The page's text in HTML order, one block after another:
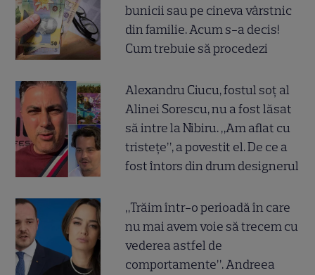
bunicii sau pe cineva vârstnic
din familie. Acum s-a decis!
Cum trebuie să procedezi
Alexandru Ciucu, fostul soț al
Alinei Sorescu, nu a fost lăsat
să intre la Nibiru. „Am aflat cu
tristețe”, a povestit el. De ce a
fost întors din drum designerul
„Trăim într-o perioadă în care
nu mai avem voie să trecem cu
vederea astfel de
comportamente”. Andreea